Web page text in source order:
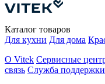
Каталог товаров
Для кухни Для дома
О Vitek Сервисные
связь Служба поддержки